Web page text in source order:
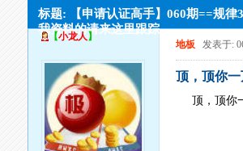
标题: 【申请认证高手】060期==规
我资料的请来这里跟踪
【小龙人】
地板 发表于:
顶，顶你
顶，顶你